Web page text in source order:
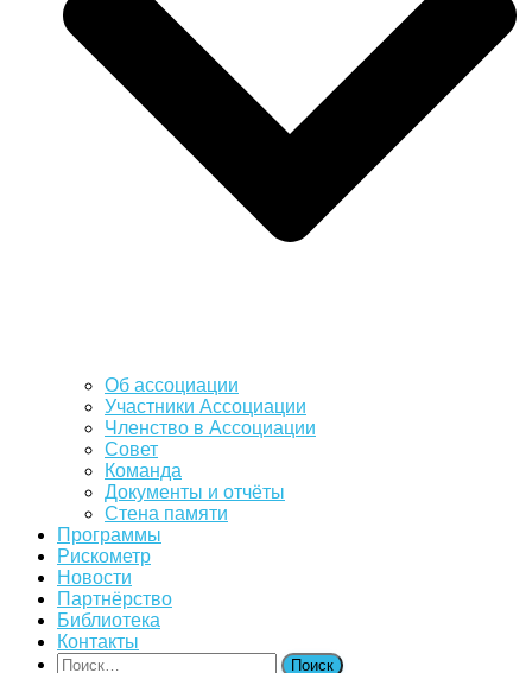
Об ассоциации
Участники Ассоциации
Членство в Ассоциации
Совет
Команда
Документы и отчёты
Стена памяти
Программы
Рискометр
Новости
Партнёрство
Библиотека
Контакты
Найти: